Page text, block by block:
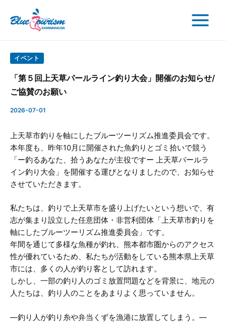
Menu
イベント
「第５回上天草パールライン釣り大会」開催のお知らせ/
ご協賛のお願い
2026-07-01
上天草市釣りを軸にしたブルーツーリズム推進委員会です。
本年度も、昨年10月に開催された魚釣りとゴミ拾いで競う
「ー釣るあなた、拾うあなたが主役ですー 上天草パールラ
イン釣り大会」を開催する運びとなりましたので、お知らせ
させていただきます。
私たちは、釣りで上天草市を盛り上げたいという想いで、有
志が集まり設立した任意団体・非営利団体「上天草市釣りを
軸にしたブルーツーリズム推進委員会」です。
年間を通じて多様な魚種が釣れ、熊本都市圏からのアクセス
性が優れているため、私たちが活動をしている熊本県上天草
市には、多くの人が釣り客として訪れます。
しかし、一部の釣り人のゴミ放置問題などを背景に、地元の
人たちは、釣り人のことをあまりよく思っていません。
―釣り人が釣り糸や弁当くずを漁港に放置してしまう。―
navigation
索